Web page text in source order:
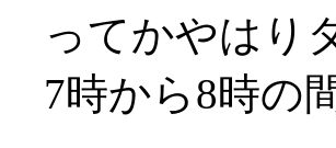
ってかやはり
7時から8時の